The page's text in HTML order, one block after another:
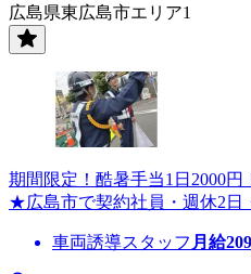
広島県東広島市エリア1
期間限定！酷暑手当1日2000
★広島市で契約社員・週休2日
車両誘導スタッフ 月給